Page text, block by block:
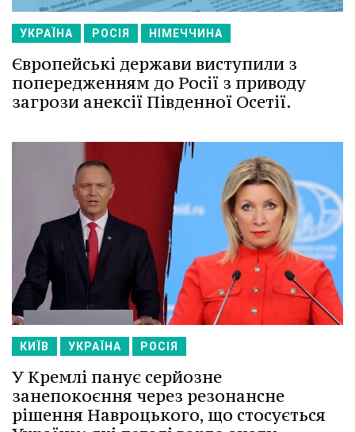
УКРАЇНА РОСІЯ НІМЕЧЧИНА
Європейські держави виступили з
попередженням до Росії з приводу
загрози анексії Південної Осетії.
КИЇВ УКРАЇНА РОСІЯ
У Кремлі панує серйозне
занепокоєння через резонансне
рішення Навроцького, що стосується